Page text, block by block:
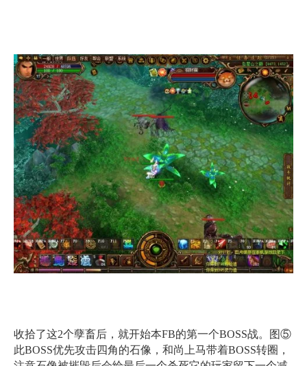
收拾了这2个孽畜后，就开始本FB的第一个BOSS战。图⑤
此BOSS优先攻击四角的石像，和尚上马带着BOSS转圈，